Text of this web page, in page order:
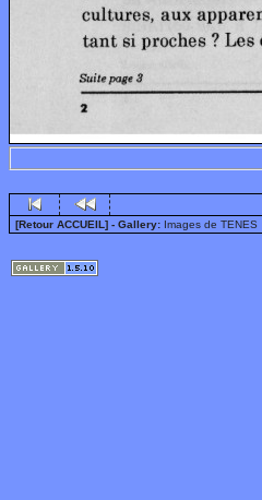
[Retour ACCUEIL] - Gallery: Images de TENES